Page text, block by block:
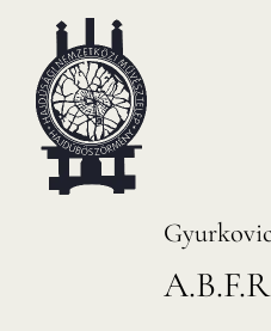
content
HANEMA – Hajdúsági